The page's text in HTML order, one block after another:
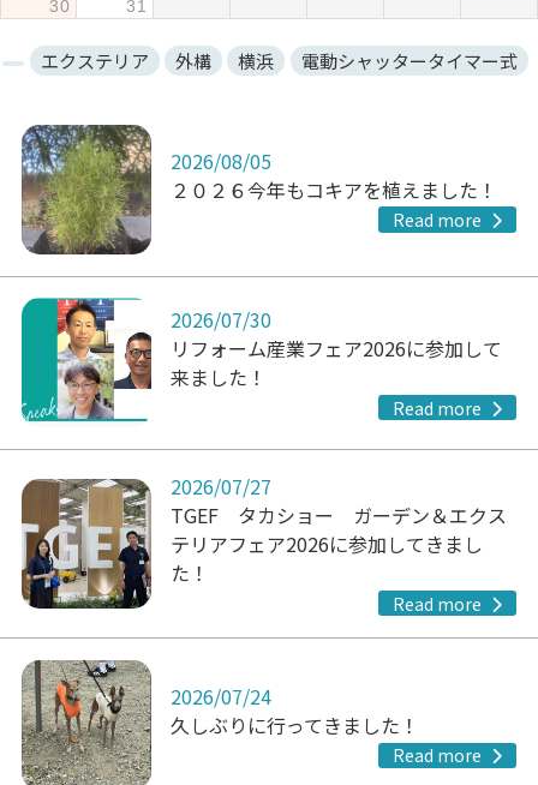
30
31
エクステリア 外構 横浜 電動シャッタータイマー式
2026/08/05
２０２６今年もコキアを植えました！
Read more
2026/07/30
リフォーム産業フェア2026に参加して
来ました！
Read more
2026/07/27
TGEF タカショー ガーデン＆エクス
テリアフェア2026に参加してきまし
た！
Read more
2026/07/24
久しぶりに行ってきました！
Read more